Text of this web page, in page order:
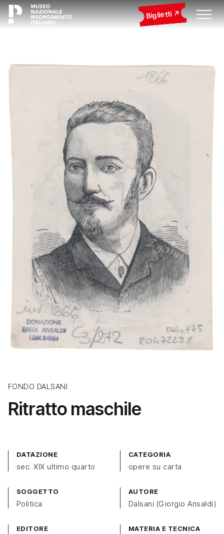
Biglietti
FONDO DALSANI
Ritratto maschile
DATAZIONE
sec. XIX ultimo quarto
CATEGORIA
opere su carta
SOGGETTO
Politica
AUTORE
Dalsani (Giorgio Ansaldi)
EDITORE MATERIA E TECNICA